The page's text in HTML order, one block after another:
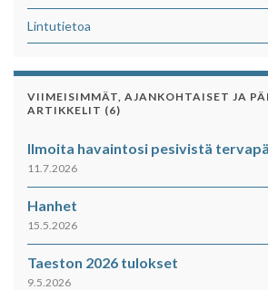
Lintutietoa
VIIMEISIMMÄT, AJANKOHTAISET JA
ARTIKKELIT (6)
Ilmoita havaintosi pesivistä
11.7.2026
Hanhet
15.5.2026
Taeston 2026 tulokset
9.5.2026